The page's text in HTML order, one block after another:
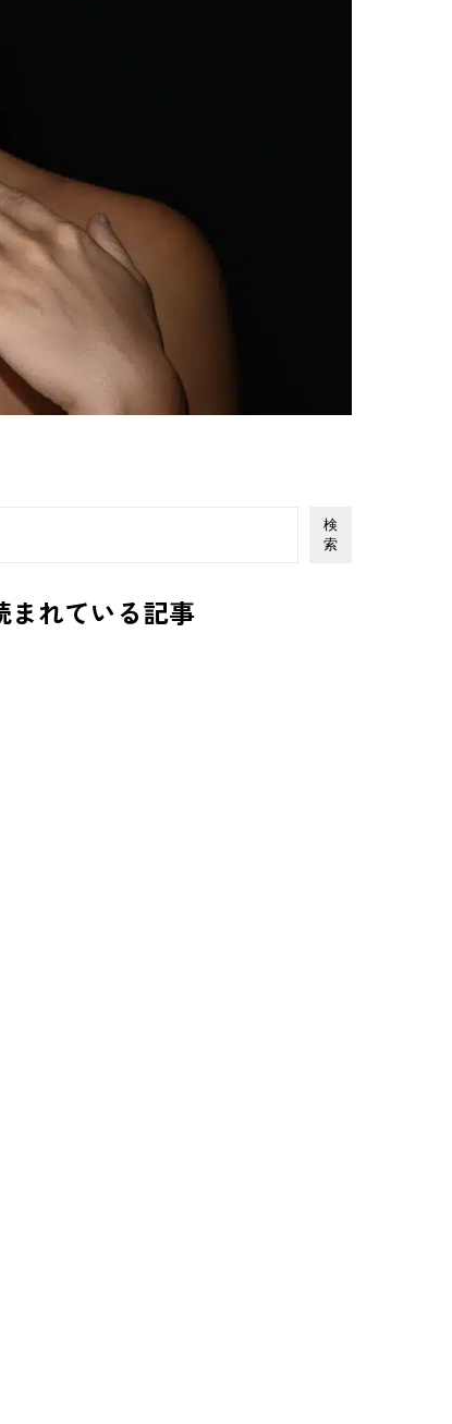
検
索
まれている記事